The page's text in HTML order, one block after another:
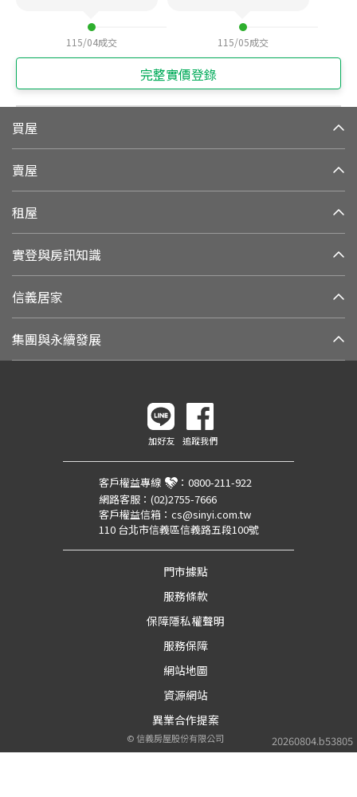
115/04成交 115/05成交
完整實價登錄
買屋
賣屋
租屋
實登與房訊知識
信義居家
集團與永續發展
20260804.b53805
加好友 追蹤我們
客戶權益專線 ： 0800-211-922
網路客服： (02)2755-7666
客戶權益信箱： cs@sinyi.com.tw
110 台北市信義區信義路五段100號
門市據點
服務條款
保障隱私權聲明
服務保障
網站地圖
資源網站
異業合作提案
©信義房屋股份有限公司